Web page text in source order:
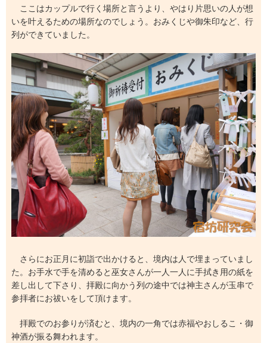
ここはカップルで行く場所と言うより、やはり片思いの人が想
いを叶えるための場所なのでしょう。おみくじや御朱印など、行
列ができていました。
さらにお正月に初詣で出かけると、境内は人で埋まっていまし
た。お手水で手を清めると巫女さんが一人一人に手拭き用の紙を
差し出して下さり、拝殿に向かう列の途中では神主さんが玉串で
参拝者にお祓いをして頂けます。
拝殿でのお参りが済むと、境内の一角では赤福やおしるこ・御
神酒が振る舞われます。